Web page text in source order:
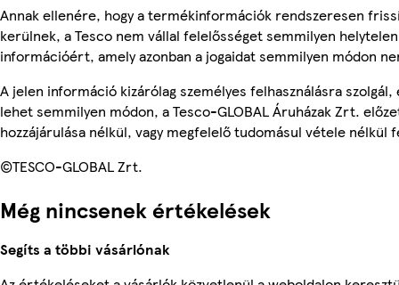
Annak ellenére, hogy a termékinformációk rendszeresen
kerülnek, a Tesco nem vállal felelősséget semmilyen helytelen
információért, amely azonban a jogaidat semmilyen módon
A jelen információ kizárólag személyes felhasználásra szolgál,
lehet semmilyen módon, a Tesco-GLOBAL Áruházak Zrt.
hozzájárulása nélkül, vagy megfelelő tudomásul vétele nélkül
©TESCO-GLOBAL Zrt.
Még nincsenek értékelések
Segíts a többi vásárlónak